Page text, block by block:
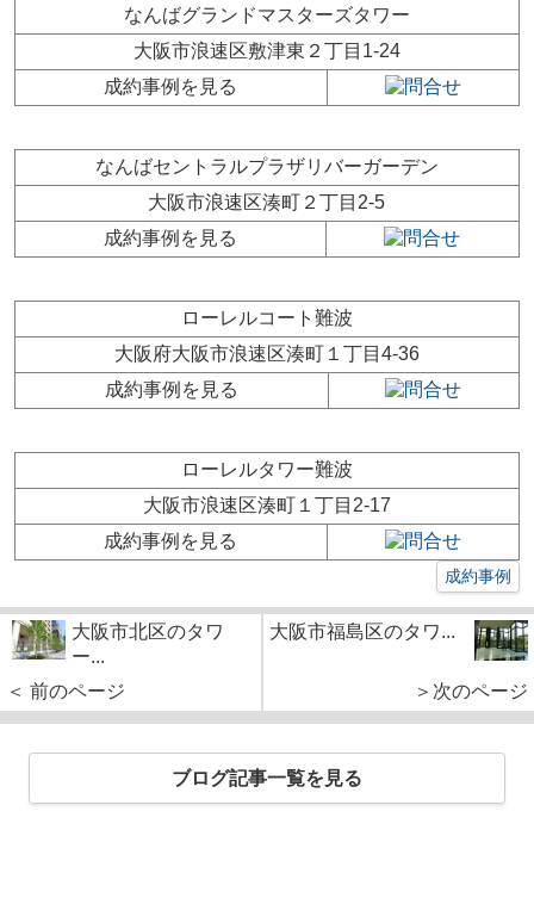
なんばグランドマスターズタワー
大阪市浪速区敷津東２丁目1-24
成約事例を見る
なんばセントラルプラザリバーガーデン
大阪市浪速区湊町２丁目2-5
成約事例を見る
ローレルコート難波
大阪府大阪市浪速区湊町１丁目4-36
成約事例を見る
ローレルタワー難波
大阪市浪速区湊町１丁目2-17
成約事例を見る
成約事例
大阪市北区のタワ
ー...
＜ 前のページ
大阪市福島区のタワ...
＞次のページ
ブログ記事一覧を見る